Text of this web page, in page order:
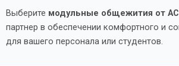
Выберите модульные общежития от
партнер в обеспечении комфортного и
для вашего персонала или студентов.